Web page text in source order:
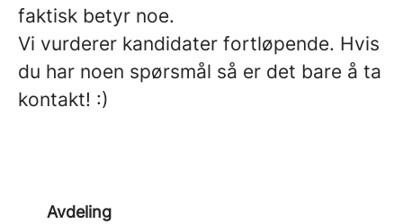
faktisk betyr noe.
Vi vurderer kandidater fortløpende. Hvis
du har noen spørsmål så er det bare å ta
kontakt! :)
Avdeling